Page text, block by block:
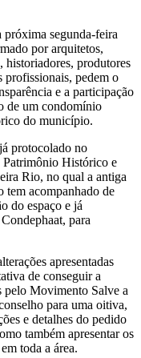
próxima segunda-feira
por arquitetos,
historiadores, produtores
profissionais, pedem o
e a participação
de um condomínio
do município.
protocolado no
Histórico e
Rio, no qual a antiga
tem acompanhado de
do espaço e já
para
apresentadas
de conseguir a
pelo Movimento Salve a
para uma oitiva,
e detalhes do pedido
também apresentar os
toda a área.